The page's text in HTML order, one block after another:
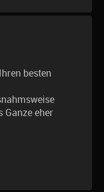
besten
Ganze eher